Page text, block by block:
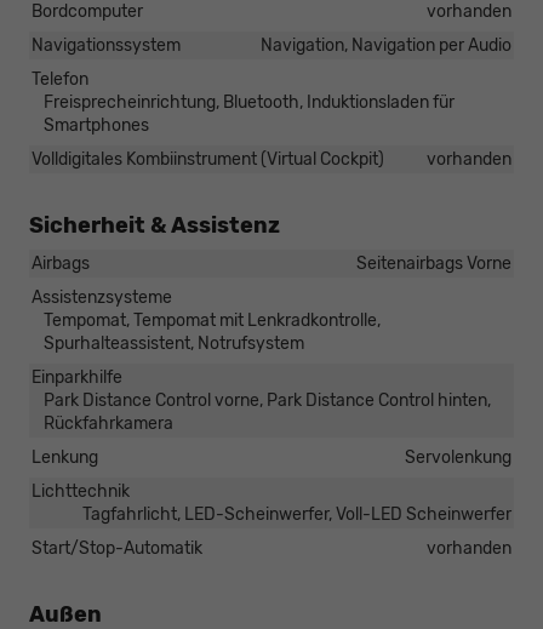
Bordcomputer
vorhanden
Navigationssystem
Navigation, Navigation per Audio
Telefon
Freisprecheinrichtung, Bluetooth, Induktionsladen für
Smartphones
Volldigitales Kombiinstrument (Virtual Cockpit)
vorhanden
Sicherheit & Assistenz
Airbags
Seitenairbags Vorne
Assistenzsysteme
Tempomat, Tempomat mit Lenkradkontrolle,
Spurhalteassistent, Notrufsystem
Einparkhilfe
Park Distance Control vorne, Park Distance Control hinten,
Rückfahrkamera
Lenkung
Servolenkung
Lichttechnik
Tagfahrlicht, LED-Scheinwerfer, Voll-LED Scheinwerfer
Start/Stop-Automatik
vorhanden
Außen